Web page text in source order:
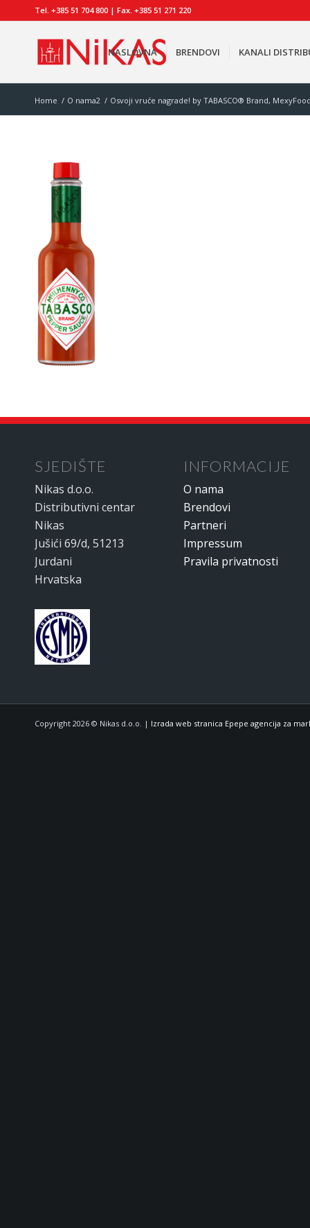
Tel. +385 51 704 800 | Fax. +385 51 271 220
NASLOVNA BRENDOVI KANALI
Home / O nama2 / Osvoji vruće nagrade! by TABASCO® Brand,
SJEDIŠTE
Nikas d.o.o.
Distributivni centar
Nikas
Jušići 69/d, 51213
Jurdani
Hrvatska
INFORMACIJE
O nama
Brendovi
Partneri
Impressum
Pravila privatnosti
Copyright 2026 © Nikas d.o.o. | Izrada web stranica Epepe agencija za